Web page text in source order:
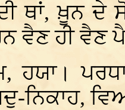
ਥਾਂ, ਖ਼ੂਨ ਦੇ
ਵੈਣ ਹੀ ਵੈਣ
ਹਯਾ।
ਨਿਕਾਹ,